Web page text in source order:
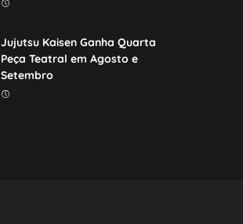
Jujutsu Kaisen Ganha Quarta
Peça Teatral em Agosto e
Setembro